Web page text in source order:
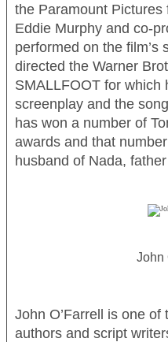
the Paramount Pictures
Eddie Murphy and co-
performed on the film’s
directed the Warner
SMALLFOOT for which
screenplay and the
has won a number of
awards and that
husband of Nada,
John
John O’Farrell is one of
authors and script